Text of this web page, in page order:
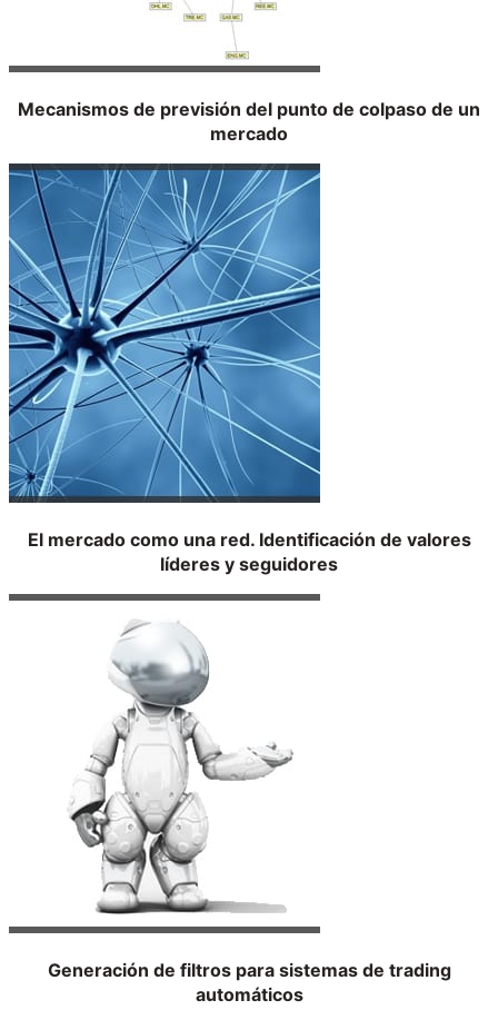
Mecanismos de previsión del punto de colpaso de un
mercado
El mercado como una red. Identificación de valores
líderes y seguidores
Generación de filtros para sistemas de trading
automáticos